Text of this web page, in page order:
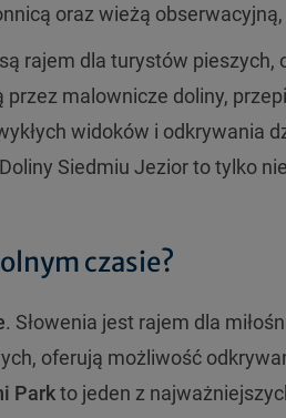
oraz wieżą
są rajem dla turystów pieszych,
przez malownicze doliny,
widoków i odkrywania
Siedmiu Jezior to tylko
czasie?
. Słowenia jest rajem dla
oferują możliwość
Parkto jeden z